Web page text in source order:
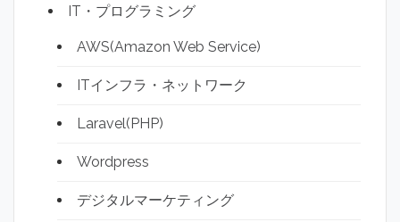
IT・プログラミング
AWS(Amazon Web Service)
ITインフラ・ネットワーク
Laravel(PHP)
Wordpress
デジタルマーケティング